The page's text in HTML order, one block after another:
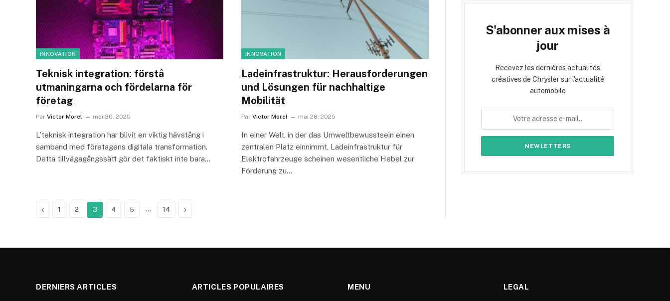
INNOVATION
Teknisk integration: förstå
utmaningarna och fördelarna för
företag
Par Victor Morel mai 30, 2025
L’teknisk integration har blivit en viktig hävstång i
samband med företagens digitala transformation.
Detta tillvägagångssätt gör det faktiskt inte bara…
INNOVATION
Ladeinfrastruktur: Herausforderungen
und Lösungen für nachhaltige
Mobilität
Par Victor Morel mai 28, 2025
In einer Welt, in der das Umweltbewusstsein einen
zentralen Platz einnimmt, Ladeinfrastruktur für
Elektrofahrzeuge scheinen wesentliche Hebel zur
Förderung zu…
Précédent
1 2 3 4 5 … 14 Suivant
S'abonner aux mises à
jour
Recevez les dernières actualités
créatives de Chrysler sur l'actualité
automobile
DERNIERS ARTICLES ARTICLES POPULAIRES MENU LEGAL